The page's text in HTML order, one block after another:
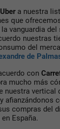
Uber a nuestra
que
vanguardia
nuestras
del
de
con
mucho más
nuestra vertical
afianzándonos
compras del
en España.